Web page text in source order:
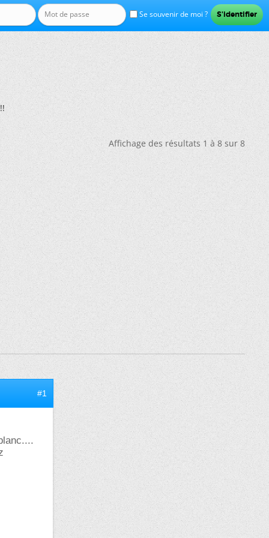
Se souvenir de moi ?
Affichage des résultats 1 à 8 sur 8
#1